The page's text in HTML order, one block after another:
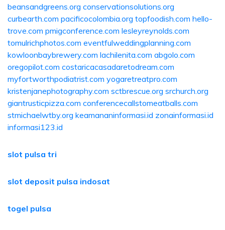
beansandgreens.org conservationsolutions.org
curbearth.com pacificocolombia.org topfoodish.com hello-
trove.com pmigconference.com lesleyreynolds.com
tomulrichphotos.com eventfulweddingplanning.com
kowloonbaybrewery.com lachilenita.com abgolo.com
oregopilot.com costaricacasadaretodream.com
myfortworthpodiatrist.com yogaretreatpro.com
kristenjanephotography.com sctbrescue.org srchurch.org
giantrusticpizza.com conferencecallstomeatballs.com
stmichaelwtby.org keamananinformasi.id zonainformasi.id
informasi123.id
slot pulsa tri
slot deposit pulsa indosat
togel pulsa